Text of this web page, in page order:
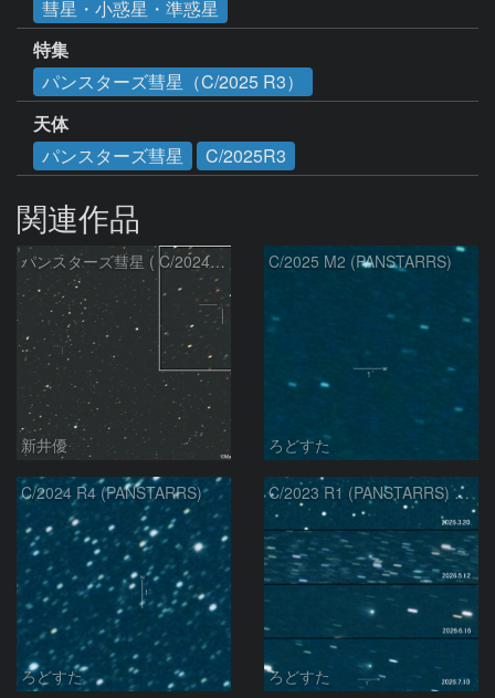
彗星・小惑星・準惑星
特集
パンスターズ彗星（C/2025 R3）
天体
パンスターズ彗星
C/2025R3
関連作品
パンスターズ彗星 ( C/2024R4 )：2026/07/27
新井優
C/2025 M2 (PANSTARRS)
ろどすた
C/2024 R4 (PANSTARRS)
ろどすた
C/2023 R1 (PANSTARRS) の変化
ろどすた